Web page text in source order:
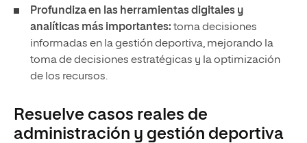
Profundiza en las herramientas digitales y
analíticas más importantes: toma decisiones
informadas en la gestión deportiva, mejorando la
toma de decisiones estratégicas y la optimización
de los recursos.
Resuelve casos reales de
administración y gestión deportiva